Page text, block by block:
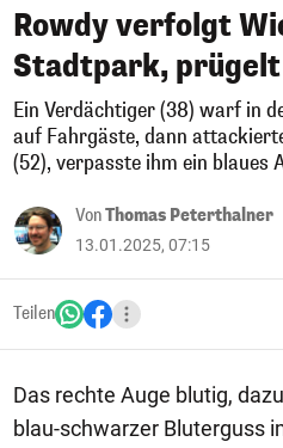
Rowdy verfolgt
Stadtpark,
Ein Verdächtiger (38) warf in
auf Fahrgäste, dann
(52), verpasste ihm ein blaues
VonThomas Peterthalner
13.01.2025, 07:15
Teilen
Das rechte Auge blutig,
blau-schwarzer Bluterguss